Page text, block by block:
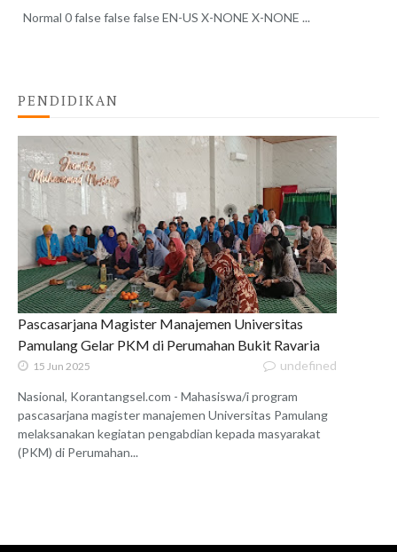
Normal 0 false false false EN-US X-NONE X-NONE ...
PENDIDIKAN
Pascasarjana Magister Manajemen Universitas
Pamulang Gelar PKM di Perumahan Bukit Ravaria
15 Jun 2025 undefined
Nasional, Korantangsel.com - Mahasiswa/i program
pascasarjana magister manajemen Universitas Pamulang
melaksanakan kegiatan pengabdian kepada masyarakat
(PKM) di Perumahan...